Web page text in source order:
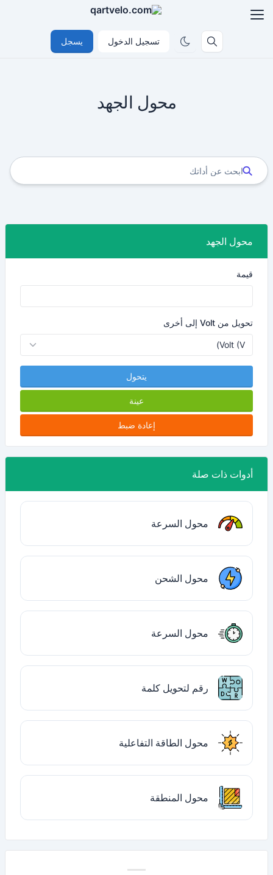
تسجيل الدخول يسجل
محول الجهد
محول الجهد
قيمة
تحويل من Volt إلى أخرى
يتحول
عينة
إعادة ضبط
أدوات ذات صلة
محول السرعة
محول الشحن
محول السرعة
رقم لتحويل كلمة
محول الطاقة التفاعلية
محول المنطقة